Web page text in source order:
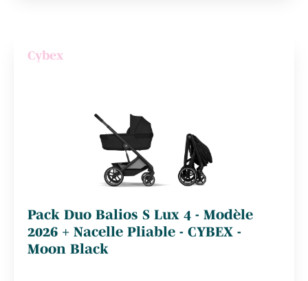
Cybex
Pack Duo Balios S Lux 4 - Modèle
2026 + Nacelle Pliable - CYBEX -
Moon Black